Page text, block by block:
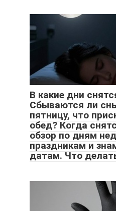
В какие дни
Сбываются ли
пятницу, что
обед? Когда
обзор по дням
праздникам и
датам. Что